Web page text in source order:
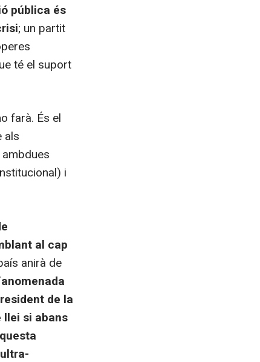
pública és
; un partit
té el suport
farà. És el
als
i
al cap
anirà de
de la
llei si abans